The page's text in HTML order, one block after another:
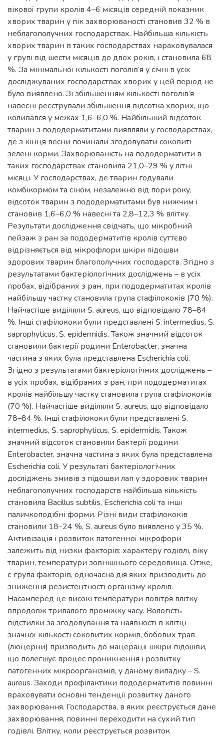
вікової групи кролів 4–6 місяців середній показник
хворих тварин у пік захворюваності становив 32 % в
неблагополучних господарствах. Найбільша кількість
хворих тварин в таких господарствах нараховувалася
у групі від шести місяців до двох років, і становила 68
%. За мінімальної кількості поголів’я у січні в усіх
досліджуваних господарствах хворих у цей період не
було виявлено. Зі збільшенням кількості поголів’я
навесні реєстрували збільшення відсотка хворих, що
коливався у межах 1,6–6,0 %. Найбільший відсоток
тварин з пододерматитами виявляли у господарствах,
де з кінця весни починали згодовувати соковиті
зелені корми. Захворюваність на пододерматити в
таких господарствах становила 21,0–29 % у літні
місяці. У господарствах, де тварин годували
комбікормом та сіном, незалежно від пори року,
відсоток тварин з пододерматитами був нижчим і
становив 1,6–6,0 % навесні та 2,8–12,3 % влітку.
Результати дослідження свідчать, що мікробний
пейзаж з ран за пододерматитів кролів суттєво
відрізняється від мікрофлори шкіри підошви
здорових тварин благополучних господарств. Згідно з
результатами бактеріологічних досліджень – в усіх
пробах, відібраних з ран, при пододерматитах кролів
найбільшу частку становила група стафілококів (70 %).
Найчастіше виділяли S. аureus, що відповідало 78–84
%. Інші стафілококи були представлені S. intermedius, S.
saprophyticus, S. epidermidis. Також значний відсоток
становили бактерії родини Enterobacter, значна
частина з яких була представлена Escherichia coli.
Згідно з результатами бактеріологічних досліджень –
в усіх пробах, відібраних з ран, при пододерматитах
кролів найбільшу частку становила група стафілококів
(70 %). Найчастіше виділяли S. аureus, що відповідало
78–84 %. Інші стафілококи були представлені S.
intermedius, S. saprophyticus, S. epidermidis. Також
значний відсоток становили бактерії родини
Enterobacter, значна частина з яких була представлена
Escherichia coli. У результаті бактеріологічних
досліджень змивів з підошви лап у здорових тварин
неблагополучних господарств найбільша кількість
становила Bacillus subtilis, Escherichia coli та інші
паличкоподібні форми. Різні види стафілококів
становили 18–24 %, S. аureus було виявлено у 35 %.
Активізація і розвиток патогенної мікрофори
залежить від низки факторів: характеру годівлі, віку
тварин, температури зовнішнього середовища. Отже,
є група факторів, одночасна дія яких призводить до
зниження резистентності організму кролів.
Насамперед це високі температури повітря влітку
впродовж тривалого проміжку часу. Вологість
підстилки за згодовування та наявності в клітці
значної кількості соковитих кормів, бобових трав
(люцерни) призводить до мацерації шкіри підошви,
що полегшує процес проникнення і розвитку
патогенних мікроорганізмів, у даному випадку – S.
аureus. Заходи профілактики пододерматитів повинні
враховувати основні тенденції розвитку даного
захворювання. Господарства, в яких реєструється дане
захворювання, повинні переходити на сухий тип
годівлі. Влітку, коли реєструється розвиток